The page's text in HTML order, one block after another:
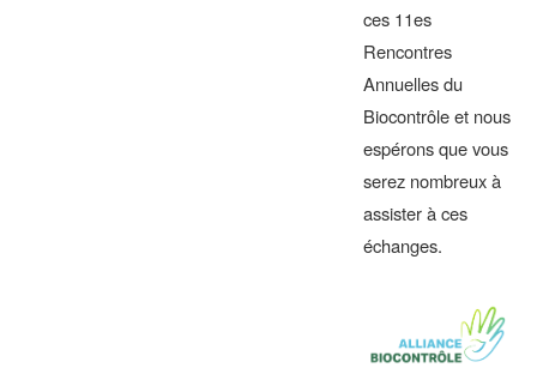
ces 11es
Rencontres
Annuelles du
Biocontrôle et nous
espérons que vous
serez nombreux à
assister à ces
échanges.